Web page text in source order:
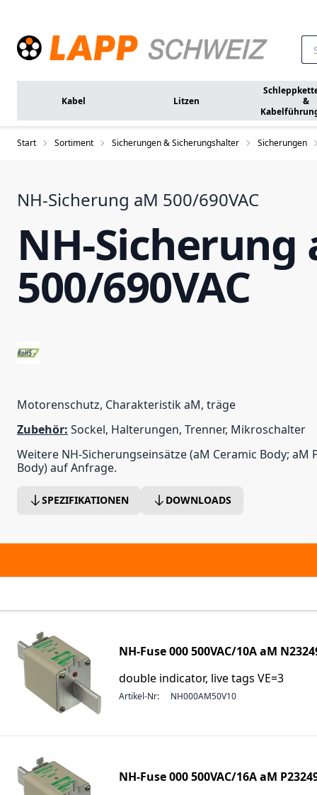
Kabel Litzen
&
Start Sortiment Sicherungen & Sicherungshalter Sicherungen
NH-Sicherung aM 500/690VAC
NH-Sicherung
500/690VAC
Motorenschutz, Charakteristik aM, träge
Zubehör: Sockel, Halterungen, Trenner, Mikroschalter
Weitere NH-Sicherungseinsätze (aM Ceramic Body; aM
Body) auf Anfrage.
SPEZIFIKATIONEN DOWNLOADS
NH-Fuse 000 500VAC/10A aM
double indicator, live tags VE=3
Artikel-Nr: NH000AM50V10
NH-Fuse 000 500VAC/16A aM